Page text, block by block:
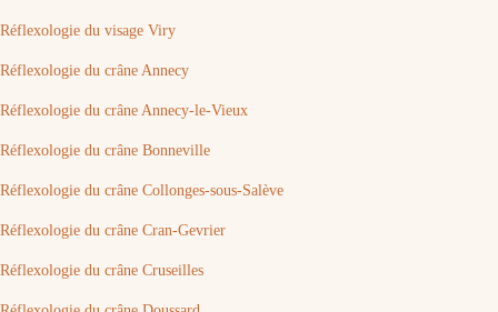
Réflexologie du visage Viry
Réflexologie du crâne Annecy
Réflexologie du crâne Annecy-le-Vieux
Réflexologie du crâne Bonneville
Réflexologie du crâne Collonges-sous-Salève
Réflexologie du crâne Cran-Gevrier
Réflexologie du crâne Cruseilles